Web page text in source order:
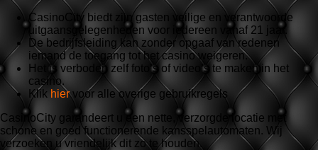
CasinoCity biedt zijn gasten veilige en verantwoorde
uitgaansgelegenheden voor iedereen vanaf 21 jaar.
De bedrijfsleiding kan zonder opgaaf van redenen
iemand de toegang tot het casino weigeren.
Het is verboden zelf foto’s of video’s te maken in het
casino.
Klik hiervoor alle overige gebruikregels
CasinoCity garandeert u een nette, verzorgde locatie met
schone en goed functionerende kansspelautomaten. Wij
verzoeken u vriendelijk dit zo te houden.